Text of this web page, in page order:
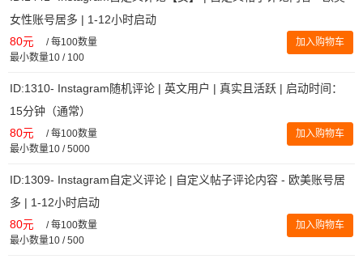
女性账号居多 | 1-12小时启动
80元 /每100数量
最小数量10 / 100
加入购物车
ID:1310- Instagram随机评论 | 英文用户 | 真实且活跃 | 启动时间：
15分钟（通常）
80元 /每100数量
最小数量10 / 5000
加入购物车
ID:1309- Instagram自定义评论 | 自定义帖子评论内容 - 欧美账号居
多 | 1-12小时启动
80元 /每100数量
最小数量10 / 500
加入购物车